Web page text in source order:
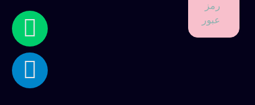
رمز
عبور